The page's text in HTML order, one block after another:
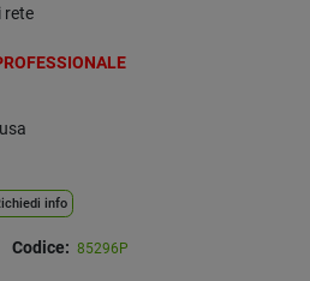
rete
info
Codice: 85296P